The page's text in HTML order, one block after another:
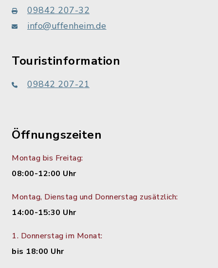
09842 207-32
info@uffenheim.de
Touristinformation
09842 207-21
Öffnungszeiten
Montag bis Freitag:
08:00-12:00 Uhr
Montag, Dienstag und Donnerstag zusätzlich:
14:00-15:30 Uhr
1. Donnerstag im Monat:
bis 18:00 Uhr